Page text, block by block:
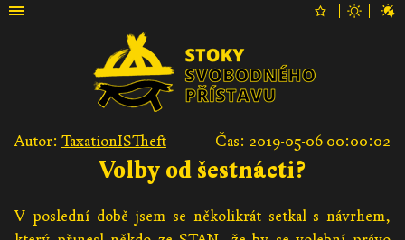
Autor: TaxationISTheft Čas: 2019-05-06 00:00:02
Volby od šestnácti?
V poslední době jsem se několikrát setkal s návrhem,